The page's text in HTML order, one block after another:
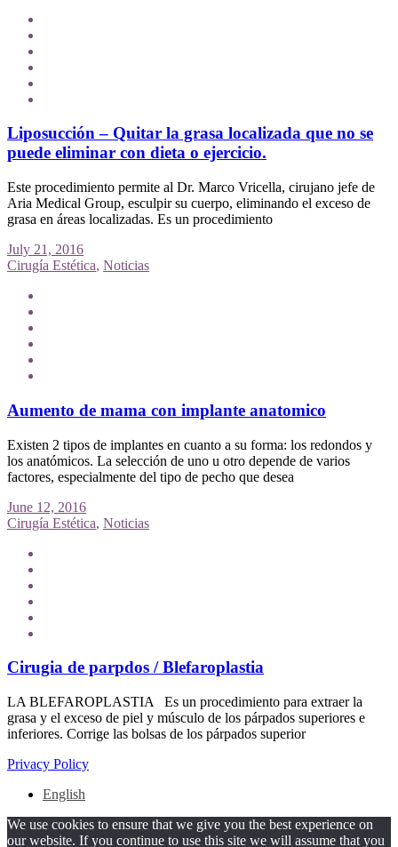
Liposucción – Quitar la grasa localizada que no se
puede eliminar con dieta o ejercicio.
Este procedimiento permite al Dr. Marco Vricella, cirujano jefe de
Aria Medical Group, esculpir su cuerpo, eliminando el exceso de
grasa en áreas localizadas. Es un procedimiento
July 21, 2016
Cirugía Estética, Noticias
Aumento de mama con implante anatomico
Existen 2 tipos de implantes en cuanto a su forma: los redondos y
los anatómicos. La selección de uno u otro depende de varios
factores, especialmente del tipo de pecho que desea
June 12, 2016
Cirugía Estética, Noticias
Cirugia de parpdos / Blefaroplastia
LA BLEFAROPLASTIA Es un procedimiento para extraer la
grasa y el exceso de piel y músculo de los párpados superiores e
inferiores. Corrige las bolsas de los párpados superior
Privacy Policy
English
We use cookies to ensure that we give you the best experience on
our website. If you continue to use this site we will assume that you